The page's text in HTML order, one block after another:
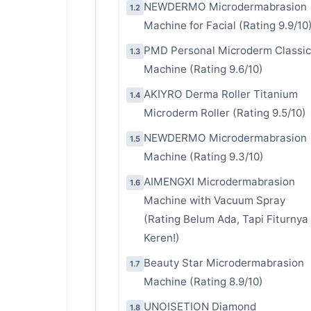
1.2 NEWDERMO Microdermabrasion
Machine for Facial (Rating 9.9/
1.3 PMD Personal Microderm Classic
Machine (Rating 9.6/10)
1.4 AKIYRO Derma Roller Titanium
Microderm Roller (Rating 9.5/10)
1.5 NEWDERMO Microdermabrasion
Machine (Rating 9.3/10)
1.6 AIMENGXI Microdermabrasion
Machine with Vacuum Spray
(Rating Belum Ada, Tapi Fiturnya
Keren!)
1.7 Beauty Star Microdermabrasion
Machine (Rating 8.9/10)
1.8 UNOISETION Diamond